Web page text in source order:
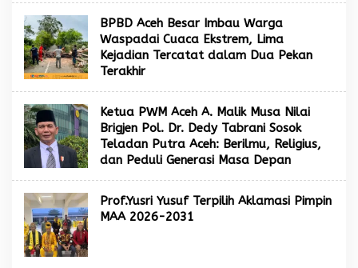
BPBD Aceh Besar Imbau Warga
Waspadai Cuaca Ekstrem, Lima
Kejadian Tercatat dalam Dua Pekan
Terakhir
Ketua PWM Aceh A. Malik Musa Nilai
Brigjen Pol. Dr. Dedy Tabrani Sosok
Teladan Putra Aceh: Berilmu, Religius,
dan Peduli Generasi Masa Depan
Prof.Yusri Yusuf Terpilih Aklamasi Pimpin
MAA 2026-2031